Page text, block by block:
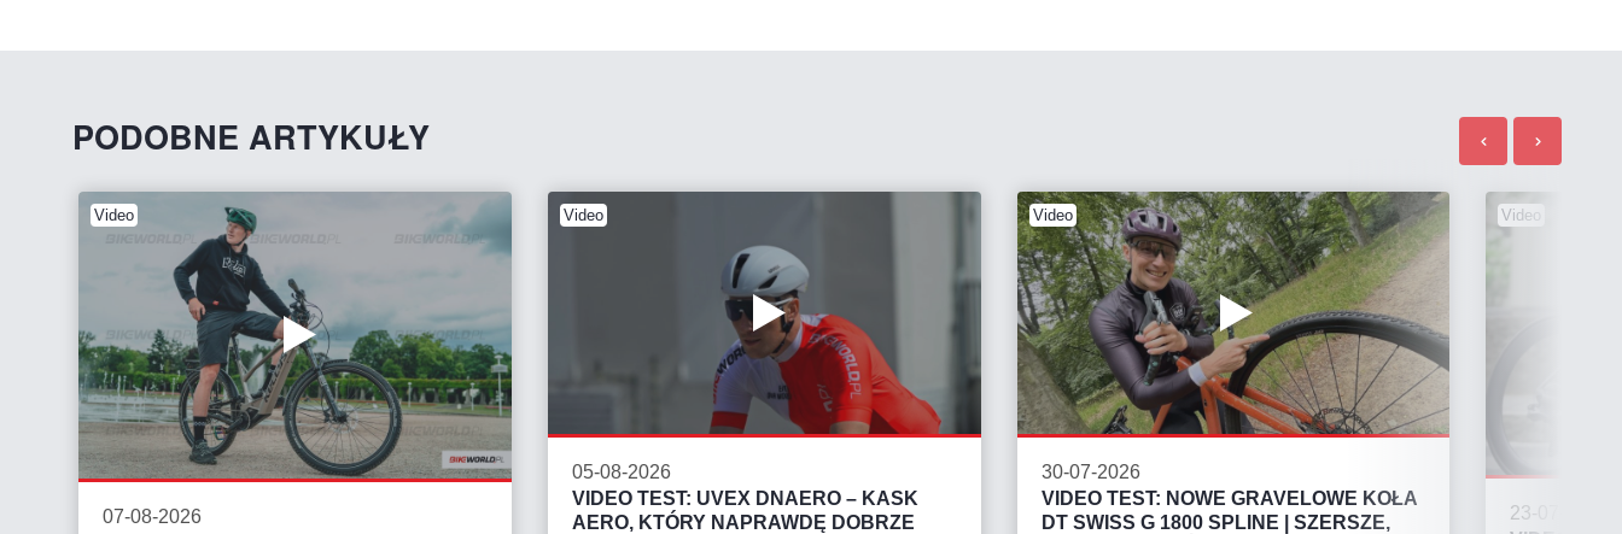
PODOBNE ARTYKUŁY
Video
07-08-2026
Video
05-08-2026
VIDEO TEST: UVEX DNAERO – KASK
AERO, KTÓRY NAPRAWDĘ DOBRZE
Video
30-07-2026
VIDEO TEST: NOWE GRAVELOWE KOŁA
DT SWISS G 1800 SPLINE | SZERSZE,
Video
23-07-2026